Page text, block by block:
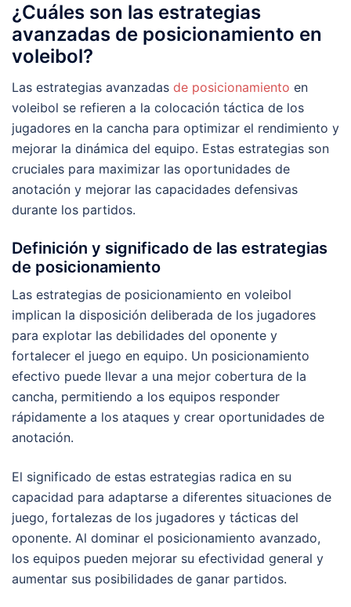
¿Cuáles son las estrategias
avanzadas de posicionamiento en
voleibol?
Las estrategias avanzadas de posicionamiento en
voleibol se refieren a la colocación táctica de los
jugadores en la cancha para optimizar el rendimiento y
mejorar la dinámica del equipo. Estas estrategias son
cruciales para maximizar las oportunidades de
anotación y mejorar las capacidades defensivas
durante los partidos.
Definición y significado de las estrategias
de posicionamiento
Las estrategias de posicionamiento en voleibol
implican la disposición deliberada de los jugadores
para explotar las debilidades del oponente y
fortalecer el juego en equipo. Un posicionamiento
efectivo puede llevar a una mejor cobertura de la
cancha, permitiendo a los equipos responder
rápidamente a los ataques y crear oportunidades de
anotación.
El significado de estas estrategias radica en su
capacidad para adaptarse a diferentes situaciones de
juego, fortalezas de los jugadores y tácticas del
oponente. Al dominar el posicionamiento avanzado,
los equipos pueden mejorar su efectividad general y
aumentar sus posibilidades de ganar partidos.